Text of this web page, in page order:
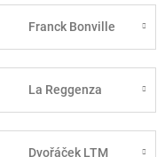
Franck Bonville
La Reggenza
Dvořáček LTM